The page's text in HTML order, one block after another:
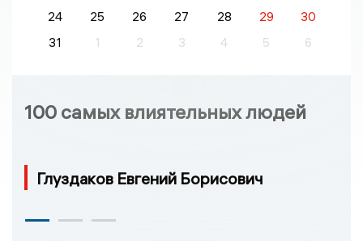
24
25 26 27 28 29
30
31
1 2 3 4 5 6
100 самых влиятельных людей
Глуздаков Евгений Борисович